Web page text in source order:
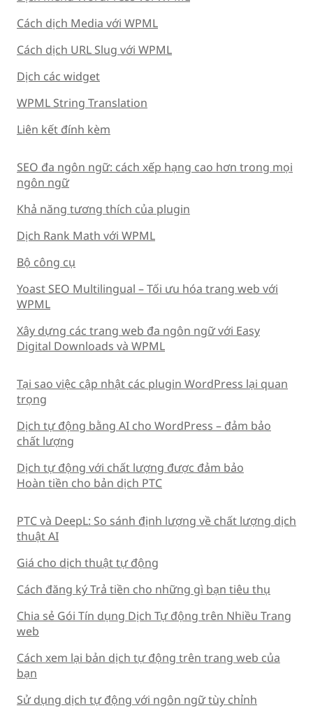
Cách dịch Media với WPML
Cách dịch URL Slug với WPML
Dịch các widget
WPML String Translation
Liên kết đính kèm
SEO đa ngôn ngữ: cách xếp hạng cao hơn trong mọi
ngôn ngữ
Khả năng tương thích của plugin
Dịch Rank Math với WPML
Bộ công cụ
Yoast SEO Multilingual – Tối ưu hóa trang web với
WPML
Xây dựng các trang web đa ngôn ngữ với Easy
Digital Downloads và WPML
Tại sao việc cập nhật các plugin WordPress lại quan
trọng
Dịch tự động bằng AI cho WordPress – đảm bảo
chất lượng
Dịch tự động với chất lượng được đảm bảo
Hoàn tiền cho bản dịch PTC
PTC và DeepL: So sánh định lượng về chất lượng dịch
thuật AI
Giá cho dịch thuật tự động
Cách đăng ký Trả tiền cho những gì bạn tiêu thụ
Chia sẻ Gói Tín dụng Dịch Tự động trên Nhiều Trang
web
Cách xem lại bản dịch tự động trên trang web của
bạn
Sử dụng dịch tự động với ngôn ngữ tùy chỉnh